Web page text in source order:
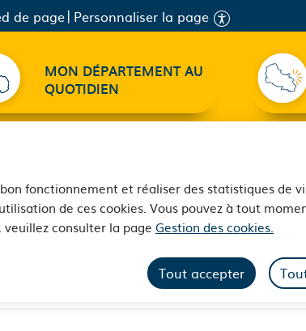
fonctionnement et réaliser des statistiques de
de ces cookies. Vous pouvez à tout
consulter la page Gestion des cookies.
Tout accepter
de page Personnaliser la page
MON DÉPARTEMENT AU
QUOTIDIEN
de 1800